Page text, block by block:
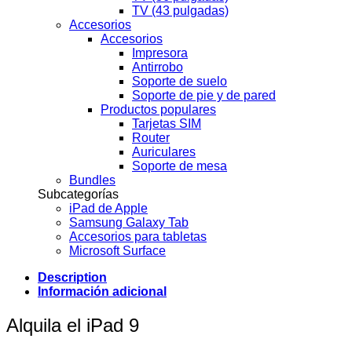
TV (43 pulgadas)
Accesorios
Accesorios
Impresora
Antirrobo
Soporte de suelo
Soporte de pie y de pared
Productos populares
Tarjetas SIM
Router
Auriculares
Soporte de mesa
Bundles
Subcategorías
iPad de Apple
Samsung Galaxy Tab
Accesorios para tabletas
Microsoft Surface
Description
Información adicional
Alquila el iPad 9